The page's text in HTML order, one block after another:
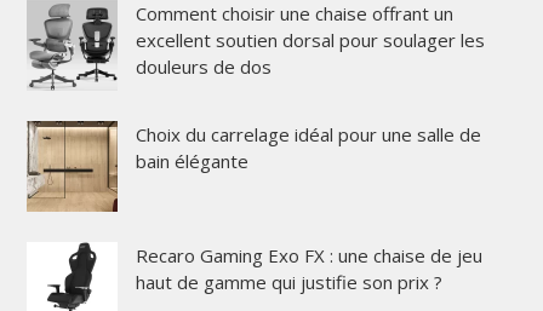
Comment choisir une chaise offrant un
excellent soutien dorsal pour soulager les
douleurs de dos
Choix du carrelage idéal pour une salle de
bain élégante
Recaro Gaming Exo FX : une chaise de jeu
haut de gamme qui justifie son prix ?